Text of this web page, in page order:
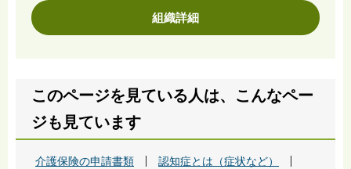
組織詳細
このページを見ている人は、こんなペー
ジも見ています
介護保険の申請書類
認知症とは（症状など）